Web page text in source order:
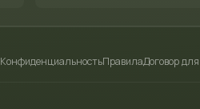
КонфиденциальностьПравилаДоговор